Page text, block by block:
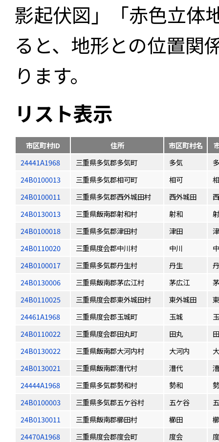
影起伏図」「赤色立体
ると、地形との位置関
ります。
リスト表示
市区町村ID 住所 市区町村名
24441A1968
三重県多気郡多気町 多気
24B0100013
三重県多気郡相可町 相可
24B0100011
三重県多気郡西外城田村 西外城田
24B0130013
三重県飯南郡射和村 射和
24B0100018
三重県多気郡津田村 津田
24B0110020
三重県度会郡中川村 中川
24B0100017
三重県多気郡丹生村 丹生
24B0130006
三重県飯南郡茅広江村 茅広江
24B0110025
三重県度会郡東外城田村 東外城田
24461A1968
三重県度会郡玉城町 玉城
24B0110022
三重県度会郡田丸町 田丸
24B0130022
三重県飯南郡大河内村 大河内
24B0130021
三重県飯南郡漕代村 漕代
24444A1968
三重県多気郡勢和村 勢和
24B0100003
三重県多気郡五ケ谷村 五ケ谷
24B0130011
三重県飯南郡櫛田村 櫛田
24470A1968
三重県度会郡度会町 度会